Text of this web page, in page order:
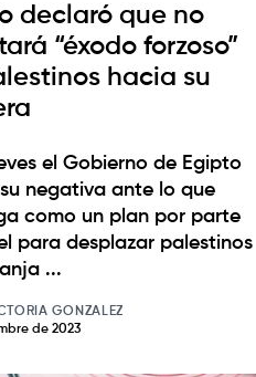
declaró que no
“éxodo forzoso”
hacia su
el Gobierno de Egipto
negativa ante lo que
como un plan por parte
para desplazar palestinos
...
GONZALEZ
de 2023